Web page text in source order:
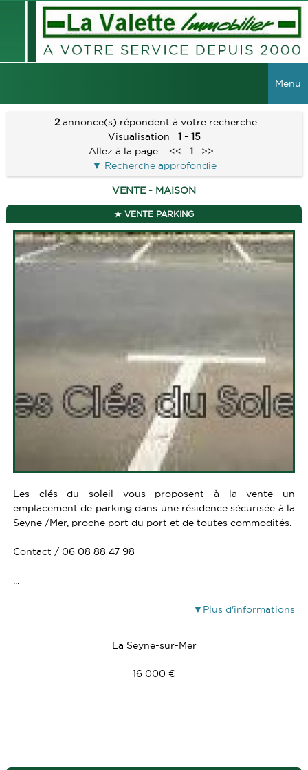
Menu
ACCUEIL
TOUTES LES VENTES
APPARTEMENTS
IMMEUBLES
LOCATIONS
TOUTES LES LOCATIONS
LOCAUX COMMERCIAUX
VENDRE UN BIEN
ESTIMATION
2 annonce(s) répondent à votre recherche.
Visualisation
1 - 15
Allez à la page:
<< 1
>>
Recherche approfondie
VENTE - MAISON
VENTE PARKING
Les clés du soleil vous proposent à la vente un
emplacement de parking dans une résidence sécurisée à la
Seyne /Mer, proche port du port et de toutes commodités.
Contact / 06 08 88 47 98
...
Plus d'informations
La Seyne-sur-Mer
16 000 €